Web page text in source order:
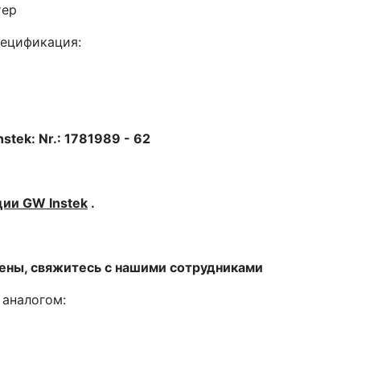
Nr.: 1781989 - 62
GW Instek .
свяжитесь с нашими сотрудниками